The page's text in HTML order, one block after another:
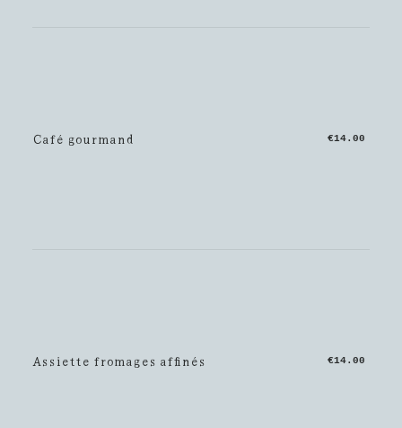
Café gourmand €14.00
Assiette fromages affinés €14.00